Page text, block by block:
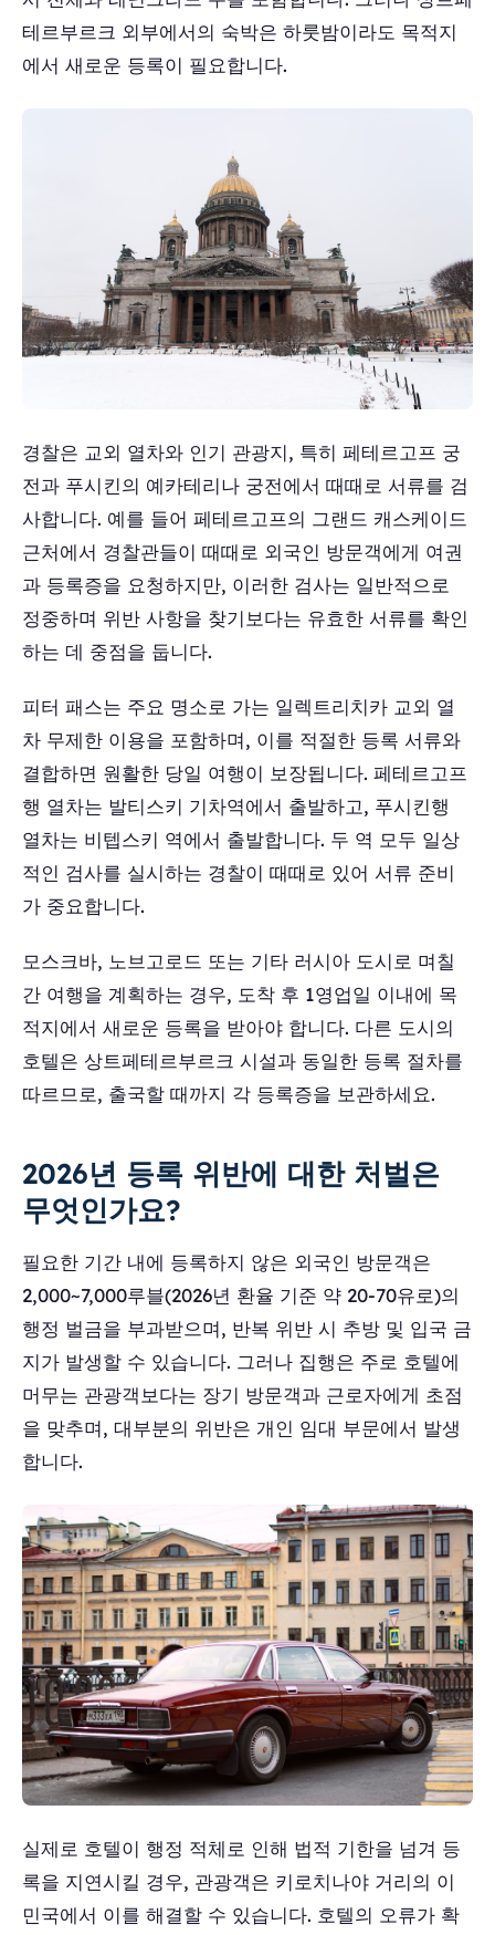
테르부르크 외부에서의 숙박은 하룻밤이라도 목적지
에서 새로운 등록이 필요합니다.
경찰은 교외 열차와 인기 관광지, 특히 페테르고프 궁
전과 푸시킨의 예카테리나 궁전에서 때때로 서류를 검
사합니다. 예를 들어 페테르고프의 그랜드 캐스케이드
근처에서 경찰관들이 때때로 외국인 방문객에게 여권
과 등록증을 요청하지만, 이러한 검사는 일반적으로
정중하며 위반 사항을 찾기보다는 유효한 서류를 확인
하는 데 중점을 둡니다.
피터 패스는 주요 명소로 가는 일렉트리치카 교외 열
차 무제한 이용을 포함하며, 이를 적절한 등록 서류와
결합하면 원활한 당일 여행이 보장됩니다. 페테르고프
행 열차는 발티스키 기차역에서 출발하고, 푸시킨행
열차는 비텝스키 역에서 출발합니다. 두 역 모두 일상
적인 검사를 실시하는 경찰이 때때로 있어 서류 준비
가 중요합니다.
모스크바, 노브고로드 또는 기타 러시아 도시로 며칠
간 여행을 계획하는 경우, 도착 후 1영업일 이내에 목
적지에서 새로운 등록을 받아야 합니다. 다른 도시의
호텔은 상트페테르부르크 시설과 동일한 등록 절차를
따르므로, 출국할 때까지 각 등록증을 보관하세요.
2026년 등록 위반에 대한 처벌은
무엇인가요?
필요한 기간 내에 등록하지 않은 외국인 방문객은
2,000~7,000루블(2026년 환율 기준 약 20-70유로)의
행정 벌금을 부과받으며, 반복 위반 시 추방 및 입국 금
지가 발생할 수 있습니다. 그러나 집행은 주로 호텔에
머무는 관광객보다는 장기 방문객과 근로자에게 초점
을 맞추며, 대부분의 위반은 개인 임대 부문에서 발생
합니다.
실제로 호텔이 행정 적체로 인해 법적 기한을 넘겨 등
록을 지연시킬 경우, 관광객은 키로치나야 거리의 이
민국에서 이를 해결할 수 있습니다. 호텔의 오류가 확